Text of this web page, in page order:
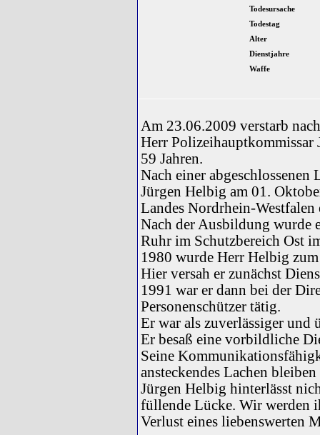
Todesursache
Todestag
Alter
Dienstjahre
Waffe
Am 23.06.2009 verstarb
Herr
59 Jahren.
Nach einer
Jürgen Helbig am 01.
Landes Nordrhein-Westfalen
Nach der Ausbildung wurde
Ruhr im Schutzbereich Ost
1980 wurde Herr Helbig
Hier versah er zunächst
1991 war er dann bei der
Personenschützer tätig.
Er war als zuverlässiger und
Er besaß eine vorbildliche
Seine
ansteckendes Lachen
Jürgen Helbig hinterlässt
füllende Lücke. Wir werden
Verlust eines liebenswerten